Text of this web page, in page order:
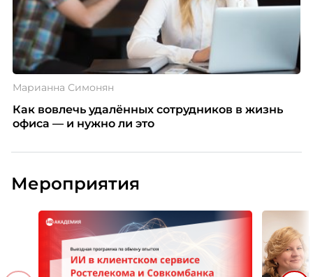
Марианна Симонян
Как вовлечь удалённых сотрудников в жизнь
офиса — и нужно ли это
Мероприятия